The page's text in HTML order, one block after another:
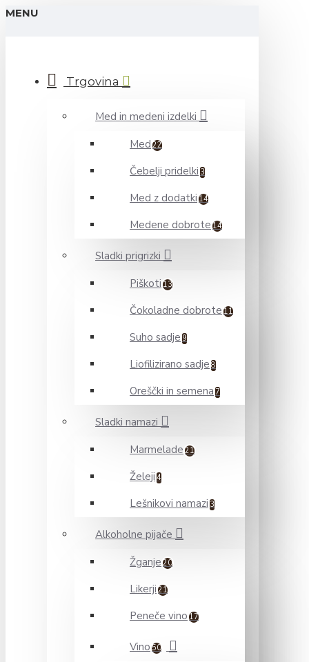
MENU
Trgovina
Med in medeni izdelki
Med 22
Čebelji pridelki 3
Med z dodatki 14
Medene dobrote 14
Sladki prigrizki
Piškoti 13
Čokoladne dobrote 11
Suho sadje 9
Liofilizirano sadje 8
Oreščki in semena 7
Sladki namazi
Marmelade 21
Želeji 4
Lešnikovi namazi 3
Alkoholne pijače
Žganje 20
Likerji 21
Peneče vino 17
Vino 50